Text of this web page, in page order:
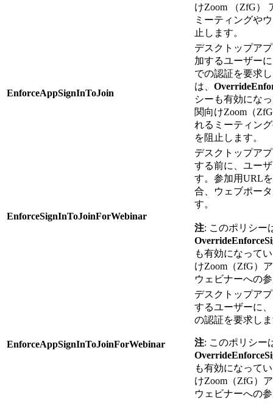
けZoom （ZfG）
ミーティングや
止します。
EnforceAppSignInToJoin
デスクトップア
加するユーザー
での認証を要求
は、
シーも有効にな
関向けZoom（
れるミーティン
を阻止します。
EnforceSignInToJoinForWebinar
デスクトップア
する前に、ユー
す。参加用URL
合、ウェブポー
す。
注: このポリシー
も有効になって
けZoom（ZfG）
ウェビナーへの
EnforceAppSignInToJoinForWebinar
デスクトップア
するユーザーに
の認証を要求し
注: このポリシー
も有効になって
けZoom（ZfG）
ウェビナーへの